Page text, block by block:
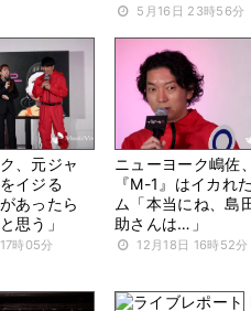
5月16日 23時56分
、元ジャ
イジる
あったら
思う」
時05分
ニューヨーク嶋佐、
『M-1』はイカれ
ム「本当にね、島
助さんは…」
12月18日 16時52分